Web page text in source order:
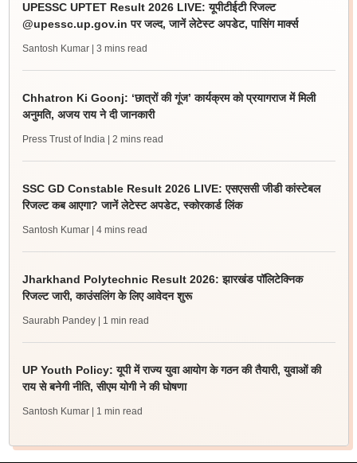
UPESSC UPTET Result 2026 LIVE: यूपीटीईटी रिजल्ट
@upessc.up.gov.in पर जल्द, जानें लेटेस्ट अपडेट, पासिंग मार्क्स
Santosh Kumar | 3 mins read
Chhatron Ki Goonj: ‘छात्रों की गूंज’ कार्यक्रम को प्रयागराज में मिली
अनुमति, अजय राय ने दी जानकारी
Press Trust of India | 2 mins read
SSC GD Constable Result 2026 LIVE: एसएससी जीडी कांस्टेबल
रिजल्ट कब आएगा? जानें लेटेस्ट अपडेट, स्कोरकार्ड लिंक
Santosh Kumar | 4 mins read
Jharkhand Polytechnic Result 2026: झारखंड पॉलिटेक्निक
रिजल्ट जारी, काउंसलिंग के लिए आवेदन शुरू
Saurabh Pandey | 1 min read
UP Youth Policy: यूपी में राज्य युवा आयोग के गठन की तैयारी, युवाओं की
राय से बनेगी नीति, सीएम योगी ने की घोषणा
Santosh Kumar | 1 min read